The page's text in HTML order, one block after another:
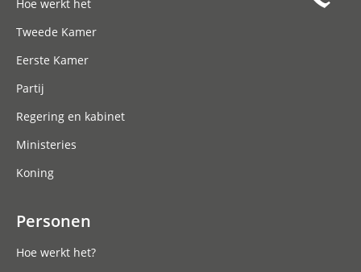
Hoe werkt het
Tweede Kamer
Eerste Kamer
Partij
Regering en kabinet
Ministeries
Koning
Personen
Hoe werkt het?